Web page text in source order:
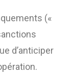
(«
d’anticiper